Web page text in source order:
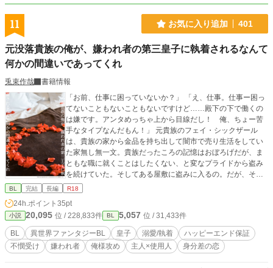
11 お気に入り追加 401
元没落貴族の俺が、嫌われ者の第三皇子に執着されるなんて
何かの間違いであってくれ
兎束作哉
書籍情報
「お前、仕事に困っていないか？」 「え、仕事。仕事ー困っ
てないこともないこともないですけど……殿下の下で働くの
は嫌です。アンタめっちゃ上から目線だし！ 俺、ちょー苦
手なタイプなんだもん！」 元貴族のフェイ・シックザール
は、貴族の家から金品を持ち出して闇市で売り生活をしてい
た家無し無一文。貴族だったころの記憶はおぼろげだが、ま
ともな職に就くことはしたくない、と変なプライドから盗み
を続けていた。そしてある屋敷に盗みに入るの。だが、そこ
で初めて盗みがバレ、容姿の整った謎の男につかまりかけた
後、帝都で身を隠しながら生活していた。しかしある日、盗
みに入った屋敷に住んでいるという嫌われ者の第三皇子、ア
ーベント・ヴォルガに見つかってしまう。あの夜あった男と
いうのは、皇族……しかも、一番ヤバいといわれている第三
皇子！ 皇族の屋敷に不法侵入した罪で殺される⁉ と思って
BL 完結 長編 R18
24h.ポイント 35pt
小説 20,095 位 / 228,833件 BL 5,057 位 / 31,433件
BL 異世界ファンタジーBL 皇子 溺愛/執着
ハッピーエンド保証
不憫受け
嫌われ者 俺様攻め 主人×使用人 身分差の恋